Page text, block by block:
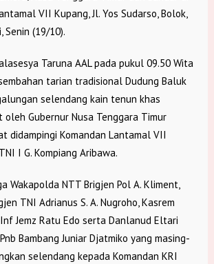
VII Kupang, Jl. Yos Sudarso, Bolok,
Senin (19/10).
Taruna AAL pada pukul 09.50 Wita
tarian tradisional Dudung Baluk
selendang kain tenun khas
Gubernur Nusa Tenggara Timur
didampingi Komandan Lantamal VII
I G. Kompiang Aribawa.
Wakapolda NTT Brigjen Pol A. Kliment,
TNI Adrianus S. A. Nugroho, Kasrem
Jemz Ratu Edo serta Danlanud Eltari
Bambang Juniar Djatmiko yang masing-
selendang kepada Komandan KRI